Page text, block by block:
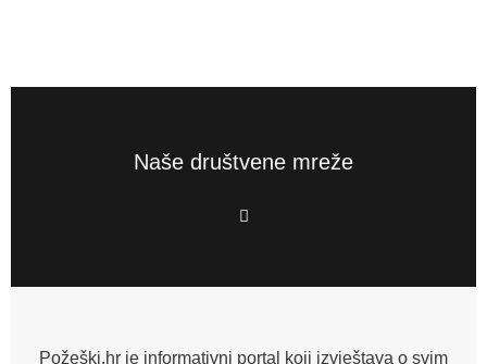
Naše društvene mreže
F
a
o
f
Požeški.hr je informativni portal koji izvještava o svim